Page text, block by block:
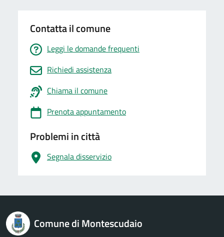
Contatta il comune
Leggi le domande frequenti
Richiedi assistenza
Chiama il comune
Prenota appuntamento
Problemi in città
Segnala disservizio
logo Unione Europea
Comune di Montescudaio